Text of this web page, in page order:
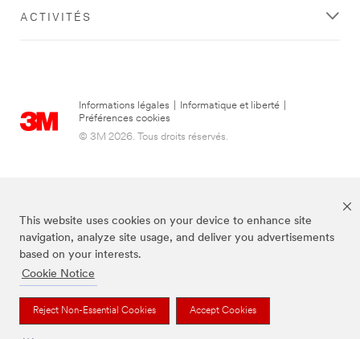
This website uses cookies on your device to enhance site
navigation, analyze site usage, and deliver you advertisements
based on your interests.
Cookie Notice
Reject Non-Essential Cookies Accept Cookies
ACTIVITÉS
Informations légales Informatique et liberté
Préférences cookies
© 3M 2026. Tous droits réservés.
de 3M.